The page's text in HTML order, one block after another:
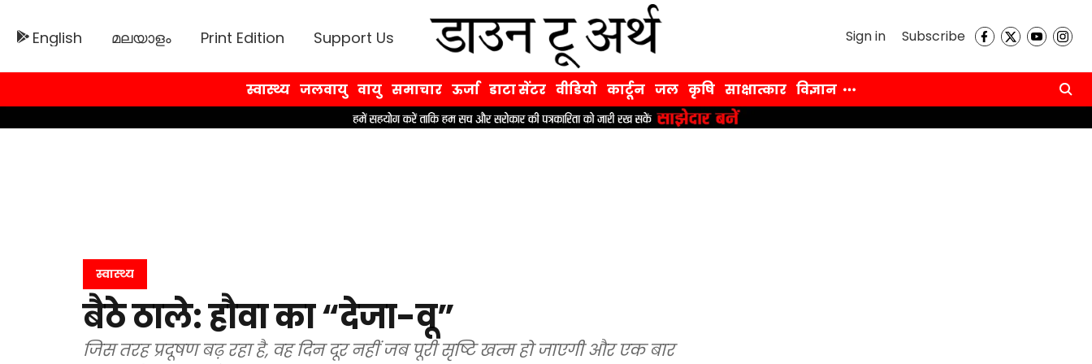
English മലയാളം Print Edition Support Us Sign in Subscribe
स्वास्थ्य जलवायु वायु समाचार ऊर्जा डाटा सेंटर वीडियो कार्टून जल कृषि साक्षात्कार विज्ञान
स्वास्थ्य
बैठे ठाले: हौवा का “देजा-वू”
जिस तरह प्रदूषण बढ़ रहा है, वह दिन दूर नहीं जब पूरी सृष्टि खत्म हो जाएगी और एक बार